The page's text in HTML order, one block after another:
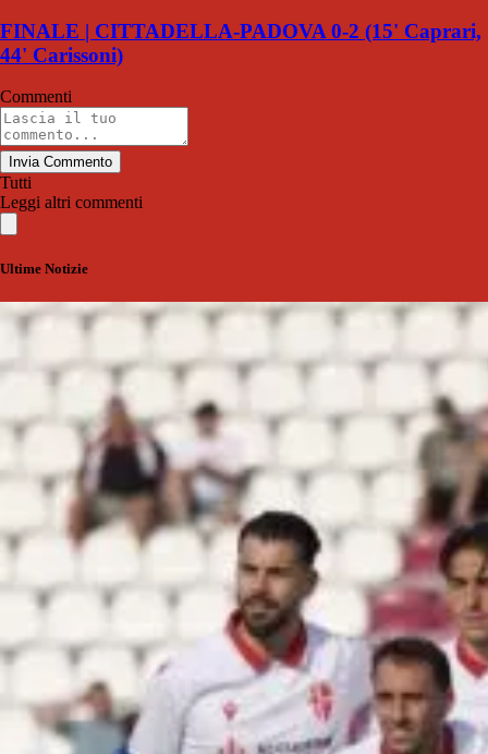
FINALE | CITTADELLA-PADOVA 0-2 (15' Caprari,
44' Carissoni)
Commenti
Invia Commento
Tutti
Leggi altri commenti
Ultime Notizie